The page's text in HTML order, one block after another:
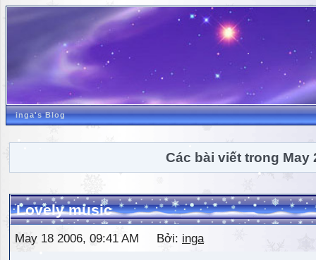
inga's Blog
Các bài viết trong May
Lovely music
May 18 2006, 09:41 AM Bởi: inga